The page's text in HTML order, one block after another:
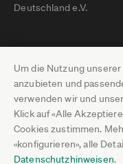
Um die Nutzung
anzubieten und
verwenden wir und
Klick auf «Alle
Cookies zustimmen.
«konfigurieren», alle
Datenschutzhinweisen.
Deutschland e.V.
Impressum
Datenschutz
Pressebereich